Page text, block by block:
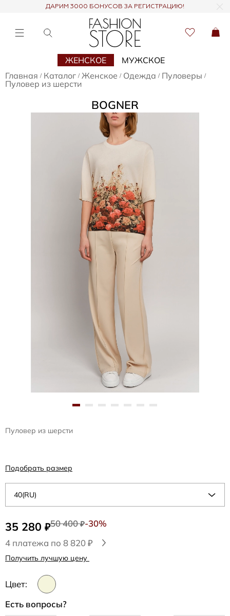
ДАРИМ 3000 БОНУСОВ ЗА РЕГИСТРАЦИЮ!
ЖЕНСКОЕ
МУЖСКОЕ
Главная / Каталог / Женское / Одежда / Пуловеры /
Пуловер из шерсти
BOGNER
Пуловер из шерсти
35 280 ₽50 400₽-30%
4 платежа по 8 820 ₽
Получить лучшую цену
Цвет:
40(RU)
Подобрать размер
Есть вопросы?